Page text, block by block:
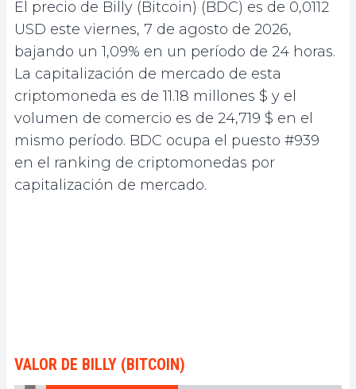
El precio de Billy (Bitcoin) (BDC) es de 0,0112
USD este viernes, 7 de agosto de 2026,
bajando un 1,09% en un período de 24 horas.
La capitalización de mercado de esta
criptomoneda es de 11.18 millones $ y el
volumen de comercio es de 24,719 $ en el
mismo período. BDC ocupa el puesto #939
en el ranking de criptomonedas por
capitalización de mercado.
VALOR DE BILLY (BITCOIN)